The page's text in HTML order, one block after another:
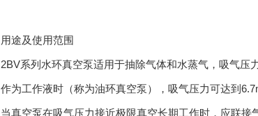
用途及使用范围
2BV系列水环真空泵适用于抽除气体和水蒸气，吸气压
作为工作液时（称为油环真空泵），吸气压力可达到
当真空泵在吸气压力接近极限真空长期工作时，应联